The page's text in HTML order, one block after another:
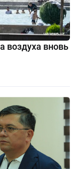
воздуха вновь